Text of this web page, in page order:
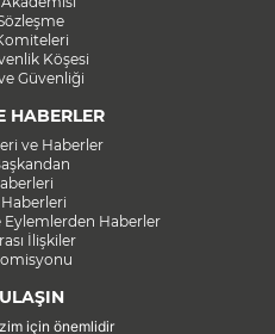
Köşesi
ve Güvenliği
HABERLER
ve Haberler
Haberler
İlişkiler
için önemlidir